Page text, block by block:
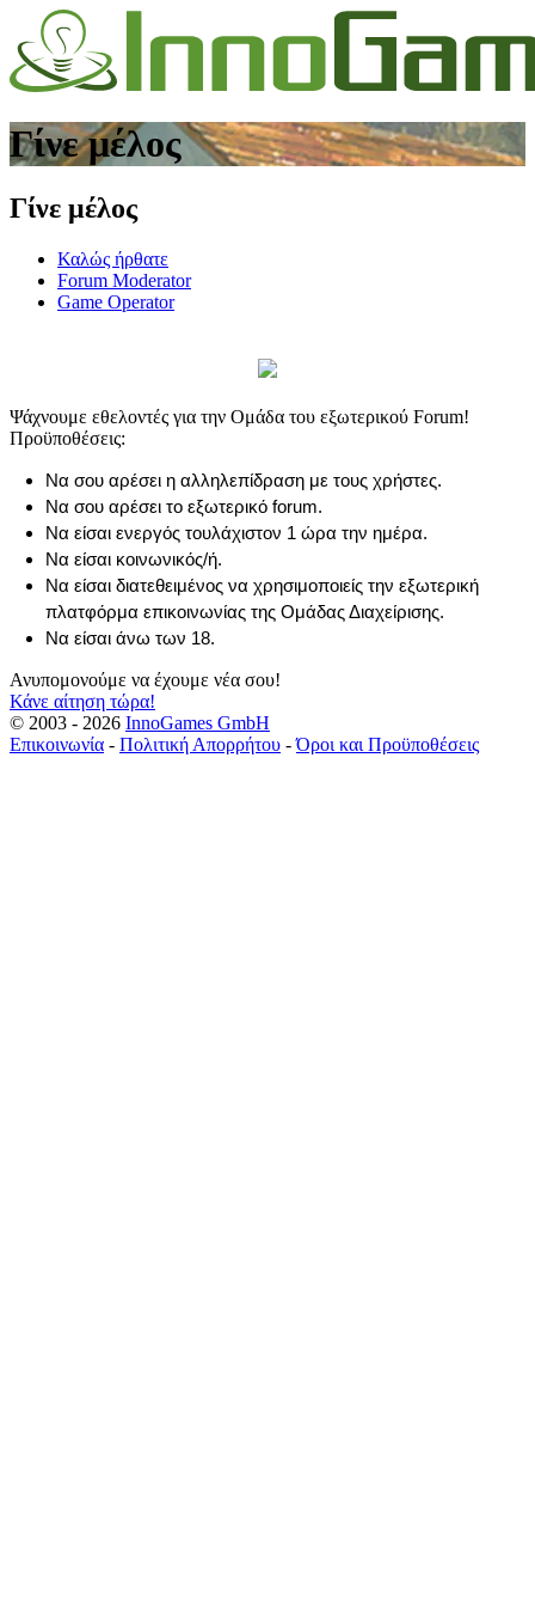
Γίνε μέλος
Γίνε μέλος
Καλώς ήρθατε
Forum Moderator
Game Operator
Ψάχνουμε εθελοντές για την Ομάδα του εξωτερικού Forum!
Προϋποθέσεις:
Να σου αρέσει η αλληλεπίδραση με τους χρήστες.
Να σου αρέσει το εξωτερικό forum.
Να είσαι ενεργός τουλάχιστον 1 ώρα την ημέρα.
Να είσαι κοινωνικός/ή.
Να είσαι διατεθειμένος να χρησιμοποιείς την εξωτερική
πλατφόρμα επικοινωνίας της Ομάδας Διαχείρισης.
Να είσαι άνω των 18.
Ανυπομονούμε να έχουμε νέα σου!
Κάνε αίτηση τώρα!
© 2003 - 2026 InnoGames GmbH
Επικοινωνία - Πολιτική Απορρήτου -Όροι και Προϋποθέσεις